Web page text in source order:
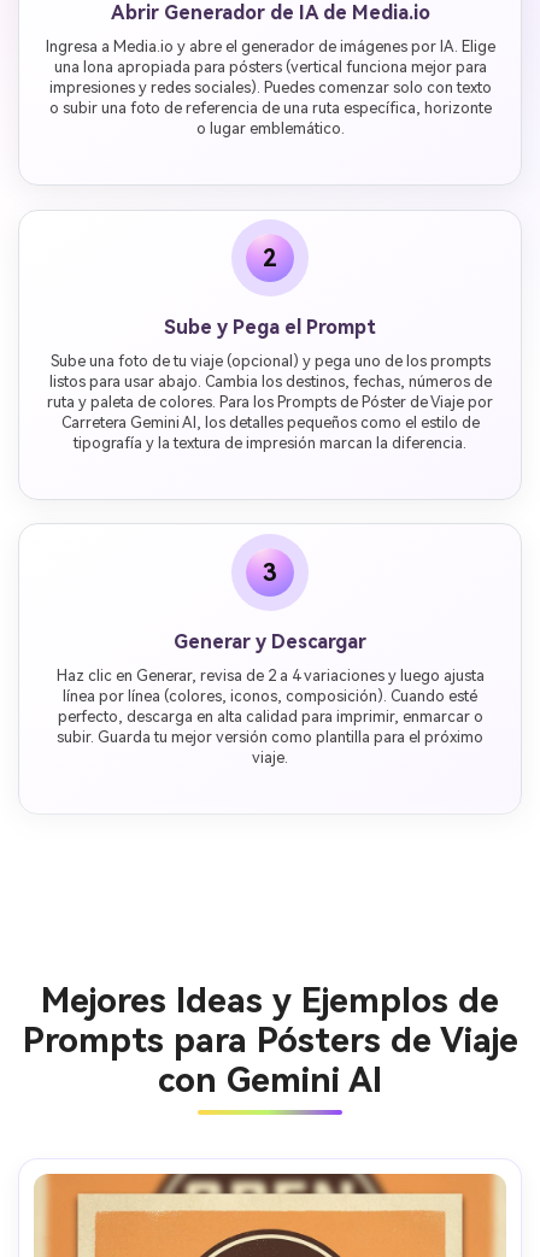
Abrir Generador de IA de Media.io
Ingresa a Media.io y abre el generador de imágenes por IA. Elige
una lona apropiada para pósters (vertical funciona mejor para
impresiones y redes sociales). Puedes comenzar solo con texto
o subir una foto de referencia de una ruta específica, horizonte
o lugar emblemático.
2
Sube y Pega el Prompt
Sube una foto de tu viaje (opcional) y pega uno de los prompts
listos para usar abajo. Cambia los destinos, fechas, números de
ruta y paleta de colores. Para los Prompts de Póster de Viaje por
Carretera Gemini AI, los detalles pequeños como el estilo de
tipografía y la textura de impresión marcan la diferencia.
3
Generar y Descargar
Haz clic en Generar, revisa de 2 a 4 variaciones y luego ajusta
línea por línea (colores, iconos, composición). Cuando esté
perfecto, descarga en alta calidad para imprimir, enmarcar o
subir. Guarda tu mejor versión como plantilla para el próximo
viaje.
Mejores Ideas y Ejemplos de
Prompts para Pósters de Viaje
con Gemini AI